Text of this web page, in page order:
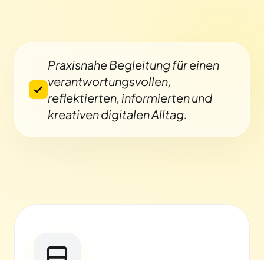
Praxisnahe Begleitung für einen
verantwortungsvollen,
reflektierten, informierten und
kreativen digitalen Alltag.